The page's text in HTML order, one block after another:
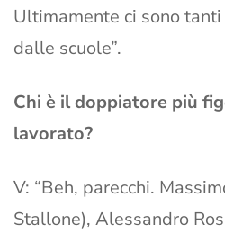
Ultimamente ci sono
dalle scuole”.
Chi è il doppiatore più
lavorato?
V: “Beh, parecchi.
Stallone), Alessandro